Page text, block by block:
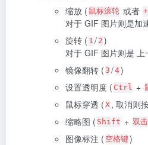
缩放 ( 鼠标滚轮 或者 +
对于 GIF 图片则是加
旋转 ( 1 / 2 )
对于 GIF 图片则是 上
镜像翻转 ( 3 /4)
设置透明度 ( Ctrl +
鼠标穿透 ( X , 取消则
缩略图 ( Shift + 双击
图像标注 ( 空格键)